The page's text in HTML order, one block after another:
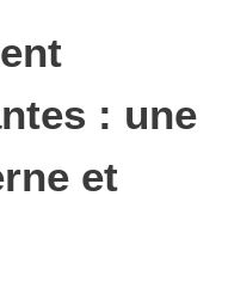
: une
et